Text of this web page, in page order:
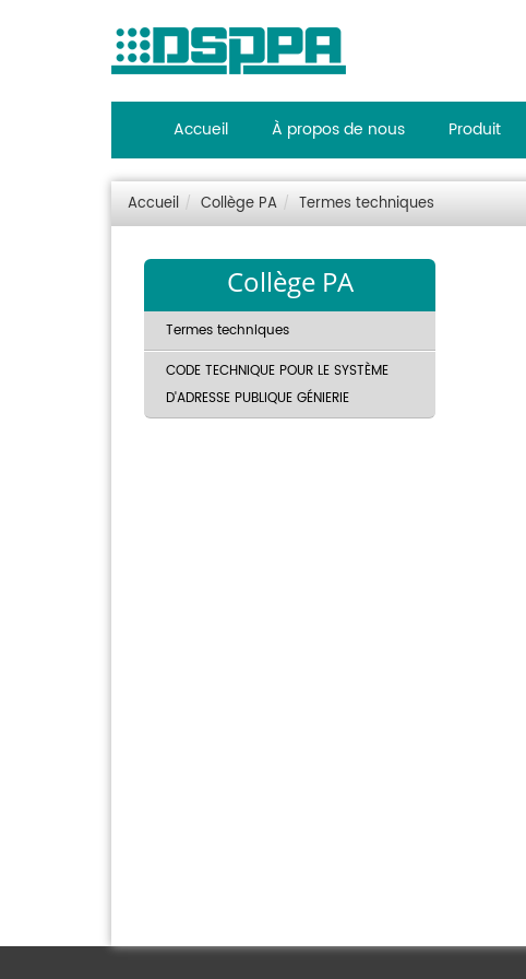
Accueil À propos de nous Produit
Accueil Collège PA Termes techniques
Collège PA
Termes techniques
CODE TECHNIQUE POUR LE SYSTÈME
D'ADRESSE PUBLIQUE GÉNIERIE